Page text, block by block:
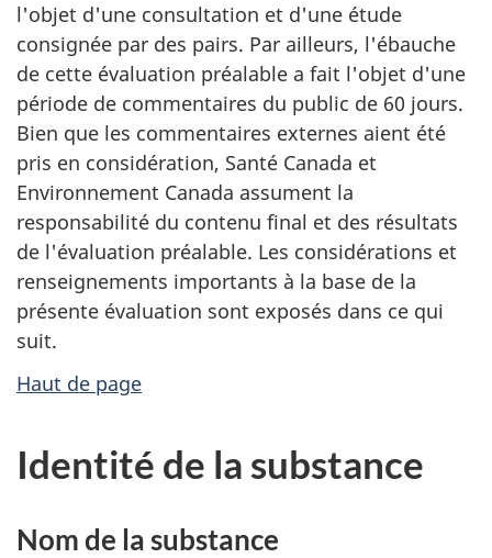
l'objet d'une consultation et d'une étude
consignée par des pairs. Par ailleurs, l'ébauche
de cette évaluation préalable a fait l'objet d'une
période de commentaires du public de 60 jours.
Bien que les commentaires externes aient été
pris en considération, Santé Canada et
Environnement Canada assument la
responsabilité du contenu final et des résultats
de l'évaluation préalable. Les considérations et
renseignements importants à la base de la
présente évaluation sont exposés dans ce qui
suit.
Haut de page
Identité de la substance
Nom de la substance